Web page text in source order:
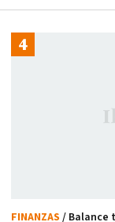
FINANZAS / Balance